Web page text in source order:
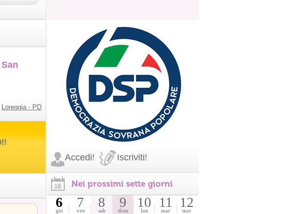
Loreggia - PD
Accedi! Iscriviti!
Nei prossimi sette giorni
6
gio
7
ven
8
sab
9
dom
10
lun
11
mar
12
mer